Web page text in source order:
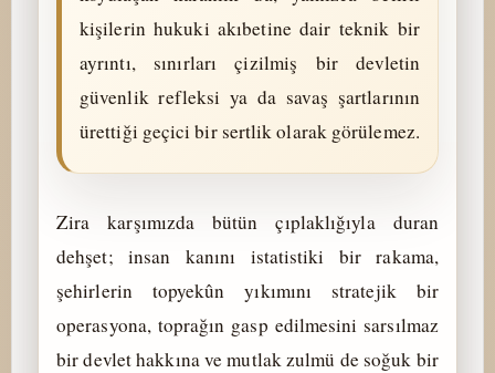
kişilerin hukuki akıbetine dair teknik bir
ayrıntı, sınırları çizilmiş bir devletin
güvenlik refleksi ya da savaş şartlarının
ürettiği geçici bir sertlik olarak görülemez.
Zira karşımızda bütün çıplaklığıyla duran
dehşet; insan kanını istatistiki bir rakama,
şehirlerin topyekûn yıkımını stratejik bir
operasyona, toprağın gasp edilmesini sarsılmaz
bir devlet hakkına ve mutlak zulmü de soğuk bir